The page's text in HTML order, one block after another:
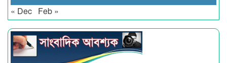
« Dec Feb »